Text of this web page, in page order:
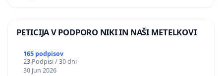
PETICIJA V PODPORO NIKI IN NAŠI METELKOVI
165 podpisov
23 Podpisi / 30 dni
30 Jun 2026